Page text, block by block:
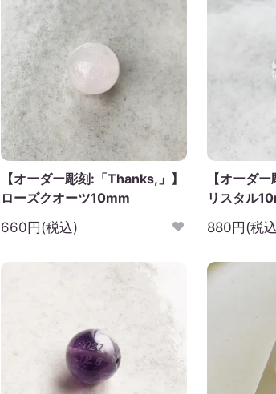
【オーダー彫刻:「Thanks,」】
ローズクオーツ10mm
660円(税込)
【オーダ
リスタル
880円(税